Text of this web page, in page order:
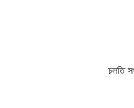
চলতি